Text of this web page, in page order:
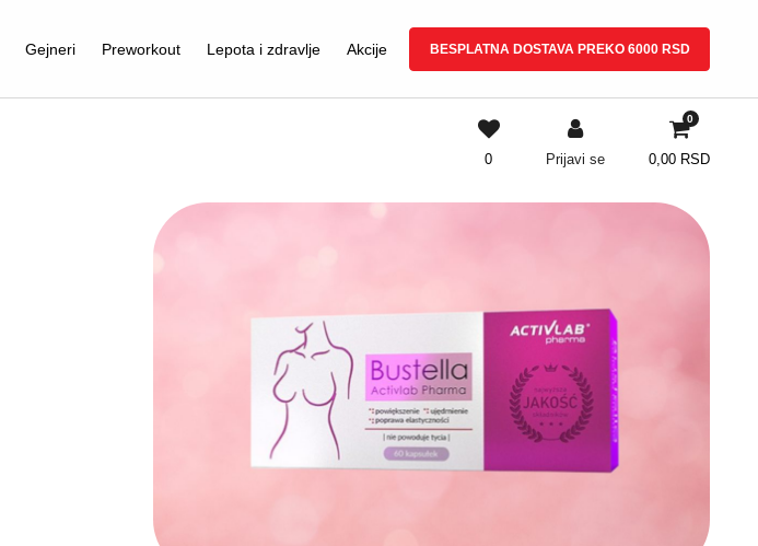
Gejneri Preworkout Lepota i zdravlje Akcije BESPLATNA DOSTAVA PREKO 6000 RSD
0 Prijavi se
0
0,00 RSD